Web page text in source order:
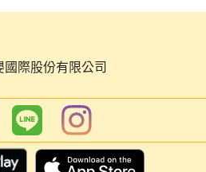
國際股份有限公司